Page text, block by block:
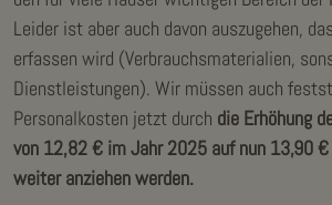
Leider ist aber auch davon auszugehen,
erfassen wird (Verbrauchsmaterialien,
Dienstleistungen). Wir müssen auch
Personalkosten jetzt durch die Erhöhung
von 12,82 € im Jahr 2025 auf nun 13,90
weiter anziehen werden.